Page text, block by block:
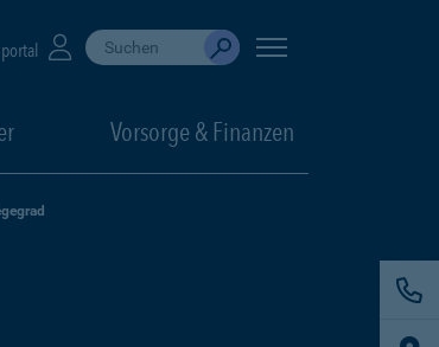
Suche durchführen
When autocomplete results are available, use
Absenden
Vorsorge & Finanzen